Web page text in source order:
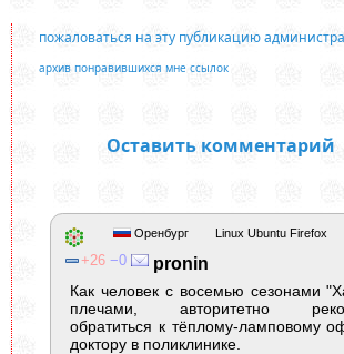
пожаловаться на эту публикацию
архив понравившихся мне ссылок
Оставить комментарий
Linux Ubuntu Firefox
Оренбург
26 0 pronin
Как человек с восемью сезонами
плечами, авторитетно
обратиться к тёплому-ламповому
доктору в поликлинике.